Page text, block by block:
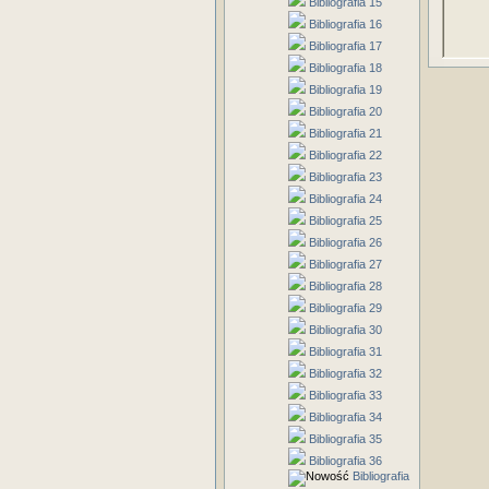
Bibliografia 16
Bibliografia 17
Bibliografia 18
Bibliografia 19
Bibliografia 20
Bibliografia 21
Bibliografia 22
Bibliografia 23
Bibliografia 24
Bibliografia 25
Bibliografia 26
Bibliografia 27
Bibliografia 28
Bibliografia 29
Bibliografia 30
Bibliografia 31
Bibliografia 32
Bibliografia 33
Bibliografia 34
Bibliografia 35
Bibliografia 36
Bibliografia